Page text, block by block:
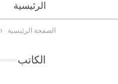
الرئيسية
الصفحة الرئيسية
الكاتب